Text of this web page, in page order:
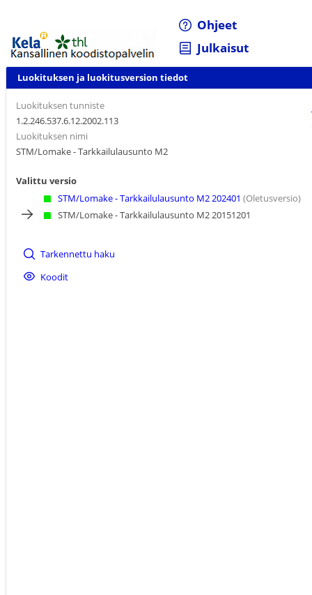
Ohjeet
Julkaisut
Luokituksen ja luokitusversion tiedot
Luokituksen tunniste
1.2.246.537.6.12.2002.113
Luokituksen nimi
STM/Lomake - Tarkkailulausunto M2
Valittu versio
STM/Lomake - Tarkkailulausunto M2 202401 (Oletusversio)
STM/Lomake - Tarkkailulausunto M2 20151201
Tarkennettu haku
Koodit